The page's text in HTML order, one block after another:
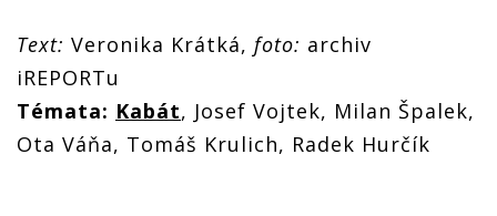
Text: Veronika Krátká, foto: archiv
iREPORTu
Témata: Kabát, Josef Vojtek, Milan Špalek,
Ota Váňa, Tomáš Krulich, Radek Hurčík